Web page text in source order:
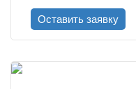
Оставить заявку